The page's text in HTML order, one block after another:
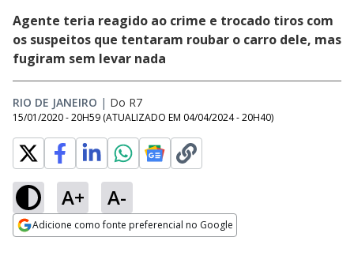
Agente teria reagido ao crime e trocado tiros com
os suspeitos que tentaram roubar o carro dele, mas
fugiram sem levar nada
RIO DE JANEIRO | Do R7
15/01/2020 - 20H59 (ATUALIZADO EM 04/04/2024 - 20H40)
A+ A-
Adicione como fonte preferencial no Google